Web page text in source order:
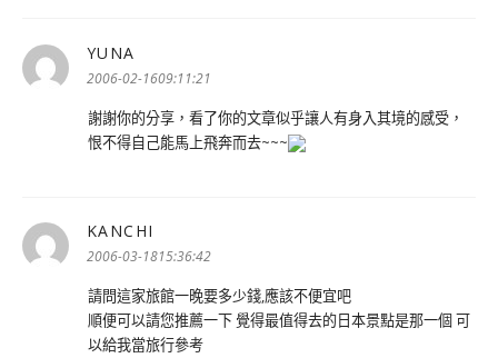
YUNA
示:
2006-02-1609:11:21
謝謝你的分享，看了你的文章似乎讓人有身入其境的感受，
恨不得自己能馬上飛奔而去~~~
KANCHI
示:
2006-03-1815:36:42
請問這家旅館一晚要多少錢,應該不便宜吧
順便可以請您推薦一下 覺得最值得去的日本景點是那一個 可
以給我當旅行參考